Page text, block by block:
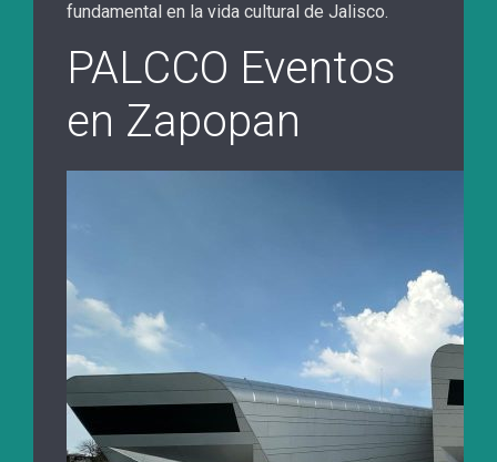
fundamental en la vida cultural de Jalisco.
PALCCO Eventos
en Zapopan